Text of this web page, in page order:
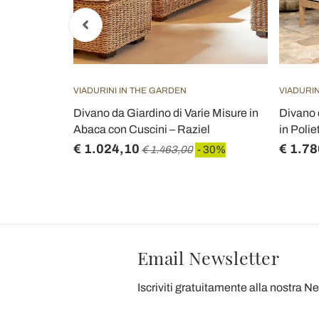
VIADURINI IN THE GARDEN
Divano da Giardino di Varie Misure in
Abaca con Cuscini – Raziel
€ 1.024,10 € 1.463,00 - 30%
Divano
in
€
Email Newsletter
Iscriviti gratuitamente alla nostra